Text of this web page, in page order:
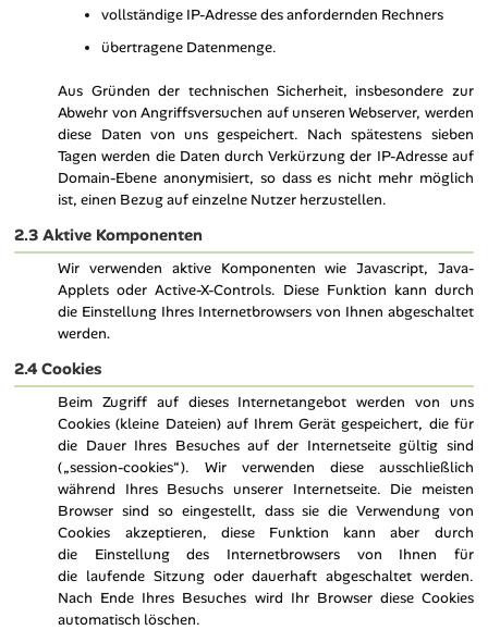
vollständige IP-Adresse des anfordernden Rechners
übertragene Datenmenge.
Aus Gründen der technischen Sicherheit, insbesondere zur
Abwehr von Angriffsversuchen auf unseren Webserver, werden
diese Daten von uns gespeichert. Nach spätestens sieben
Tagen werden die Daten durch Verkürzung der IP-Adresse auf
Domain-Ebene anonymisiert, so dass es nicht mehr möglich
ist, einen Bezug auf einzelne Nutzer herzustellen.
2.3 Aktive Komponenten
Wir verwenden aktive Komponenten wie Javascript, Java-
Applets oder Active-X-Controls. Diese Funktion kann durch
die Einstellung Ihres Internetbrowsers von Ihnen abgeschaltet
werden.
2.4 Cookies
Beim Zugriff auf dieses Internetangebot werden von uns
Cookies (kleine Dateien) auf Ihrem Gerät gespeichert, die für
die Dauer Ihres Besuches auf der Internetseite gültig sind
(„session-cookies“). Wir verwenden diese ausschließlich
während Ihres Besuchs unserer Internetseite. Die meisten
Browser sind so eingestellt, dass sie die Verwendung von
Cookies akzeptieren, diese Funktion kann aber durch
die Einstellung des Internetbrowsers von Ihnen für
die laufende Sitzung oder dauerhaft abgeschaltet werden.
Nach Ende Ihres Besuches wird Ihr Browser diese Cookies
automatisch löschen.